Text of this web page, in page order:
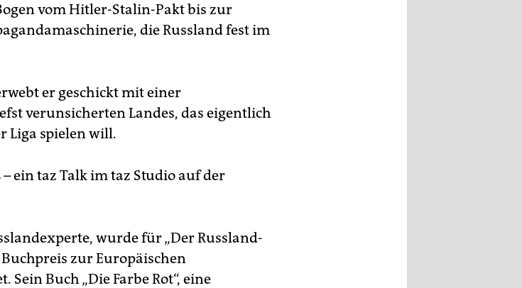
vom Hitler-Stalin-Pakt bis zur
die Russland fest im
er geschickt mit einer
verunsicherten Landes, das eigentlich
Liga spielen will.
– ein taz Talk im taz Studio auf der
wurde für „Der Russland-
zur Europäischen
Buch „Die Farbe Rot“, eine